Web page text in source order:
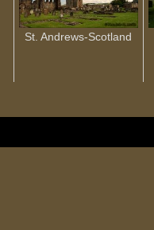
St. Andrews-Scotland